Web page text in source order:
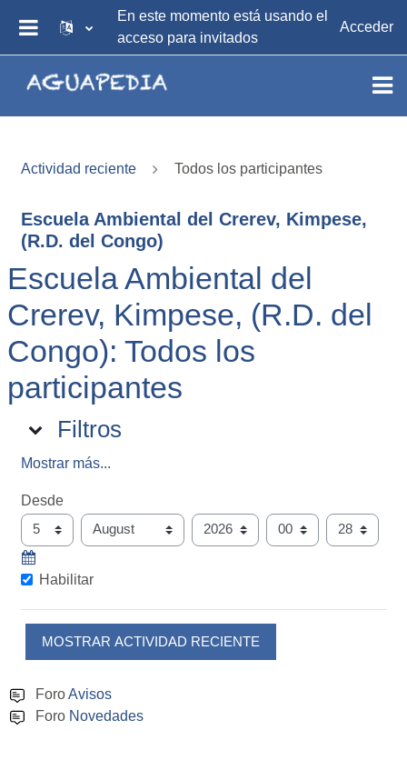
Salta al contenido principal
PANEL LATERAL
En este momento está usando el
acceso para invitados
Acceder
Actividad reciente Todos los participantes
Escuela Ambiental del Crerev, Kimpese,
(R.D. del Congo)
Escuela Ambiental del
Crerev, Kimpese, (R.D. del
Congo): Todos los
participantes
Filtros
FILTROSFiltros
Mostrar más...
Desde
Desde
Día Mes Año Hora Minuto
Habilitar
ForoAvisos
Foro Novedades